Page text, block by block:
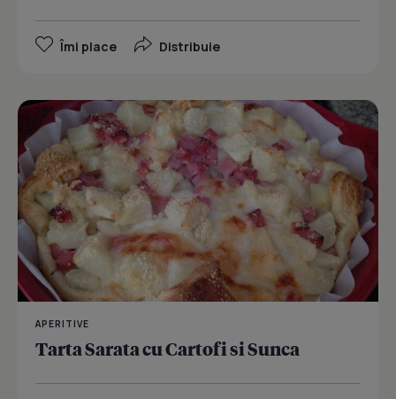
Îmi place Distribuie
APERITIVE
Tarta Sarata cu Cartofi si Sunca